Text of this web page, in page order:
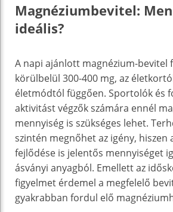
Magnéziumbevitel:
ideális?
A napi ajánlott magnézium-bevitel
körülbelül 300-400 mg, az
életmódtól függően. Sportolók és
aktivitást végzők számára ennél
mennyiség is szükséges lehet.
szintén megnőhet az igény, hiszen
fejlődése is jelentős mennyiséget
ásványi anyagból. Emellett az
figyelmet érdemel a megfelelő
gyakrabban fordul elő